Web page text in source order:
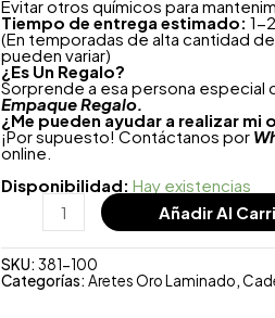
Evitar otros químicos para
Tiempo de entrega estimado: 1-
(En temporadas de alta cantidad
pueden variar)
¿ Es Un Regalo?
Sorprende a esa persona especial
Empaque Regalo.
¿Me pueden ayudar a realizar mi
¡Por supuesto! Contáctanos por
online.
Disponibilidad: Hay existencias
Añadir Al
SKU: 381-100
Categorías: Aretes Oro Laminado,